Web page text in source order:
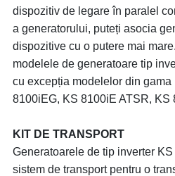
dispozitiv de legare în paralel
a generatorului, puteți asocia
dispozitive cu o putere mai
modelele de generatoare tip
cu excepția modelelor din
8100iEG, KS 8100iE ATSR, KS
KIT DE TRANSPORT
Generatoarele de tip inverter
sistem de transport pentru o